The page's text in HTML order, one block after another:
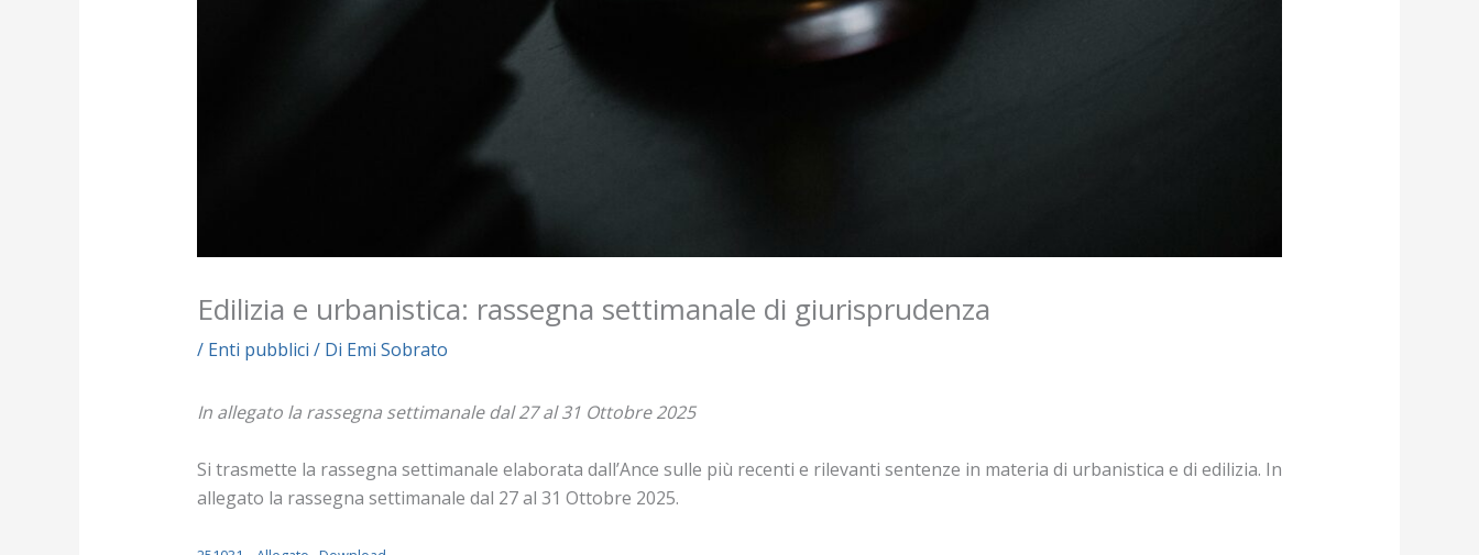
Edilizia e urbanistica: rassegna settimanale di giurisprudenza
/ Enti pubblici / Di Emi Sobrato
In allegato la rassegna settimanale dal 27 al 31 Ottobre 2025
Si trasmette la rassegna settimanale elaborata dall’Ance sulle più recenti e rilevanti sentenze in materia di urbanistica e di edilizia. In
allegato la rassegna settimanale dal 27 al 31 Ottobre 2025.